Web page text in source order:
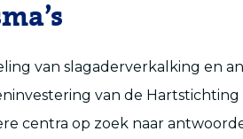
van slagaderverkalking en
van de
centra op zoek naar